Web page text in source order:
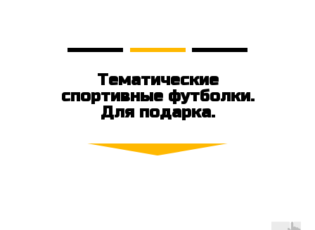
Тематические
спортивные футболки.
Для подарка.